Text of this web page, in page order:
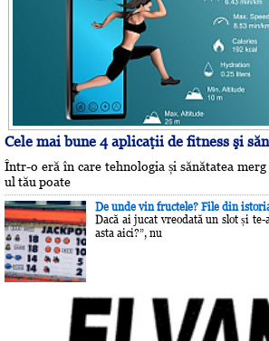
Cele mai bune 4 aplicaţii de fitness şi
Într-o eră în care tehnologia și sănătatea
ul tău poate
De unde vin fructele? File din
Dacă ai jucat vreodată un slot și
asta aici?”, nu